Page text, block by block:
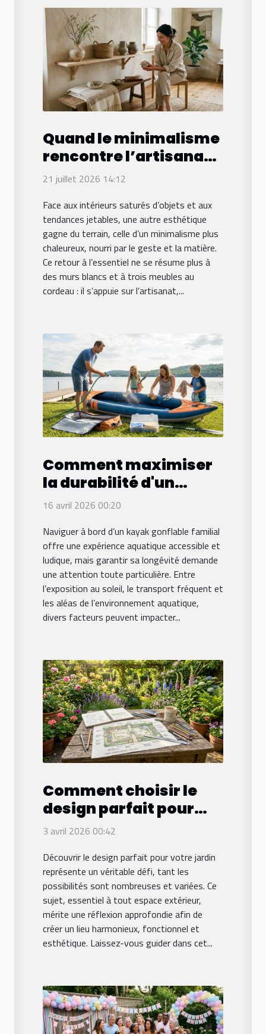
Quand le minimalisme
rencontre l’artisanat :
la déco à contre-
21 juillet 2026 14:12
Face aux intérieurs saturés d’objets et aux
tendances jetables, une autre esthétique
gagne du terrain, celle d’un minimalisme plus
chaleureux, nourri par le geste et la matière.
Ce retour à l’essentiel ne se résume plus à
des murs blancs et à trois meubles au
cordeau : il s’appuie sur l’artisanat,...
Comment maximiser
la durabilité d'un
kayak gonflable
16 avril 2026 00:20
Naviguer à bord d’un kayak gonflable familial
offre une expérience aquatique accessible et
ludique, mais garantir sa longévité demande
une attention toute particulière. Entre
l’exposition au soleil, le transport fréquent et
les aléas de l’environnement aquatique,
divers facteurs peuvent impacter...
Comment choisir le
design parfait pour
votre jardin ?
3 avril 2026 00:42
Découvrir le design parfait pour votre jardin
représente un véritable défi, tant les
possibilités sont nombreuses et variées. Ce
sujet, essentiel à tout espace extérieur,
mérite une réflexion approfondie afin de
créer un lieu harmonieux, fonctionnel et
esthétique. Laissez-vous guider dans cet...